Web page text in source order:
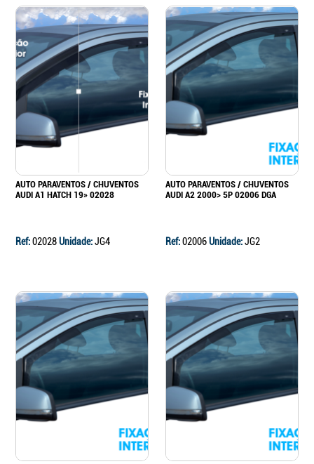
AUTO PARAVENTOS / CHUVENTOS
AUDI A1 HATCH 19» 02028
Ref:02028Unidade:JG4
AUTO PARAVENTOS / CHUVENTOS
AUDI A2 2000> 5P 02006 DGA
Ref:02006Unidade:JG2